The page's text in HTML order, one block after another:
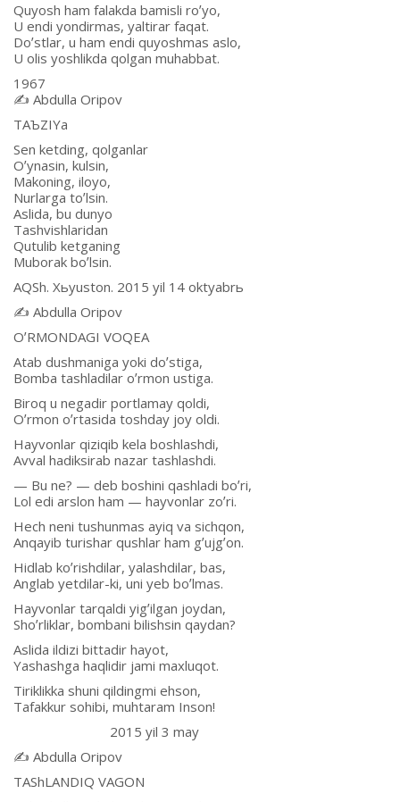
Quyosh ham falakda bamisli roʼyo,
U endi yondirmas, yaltirar faqat.
Doʼstlar, u ham endi quyoshmas aslo,
U olis yoshlikda qolgan muhabbat.
1967
✍️ Аbdulla Oripov
TАЪZIYa
Sen ketding, qolganlar
Oʼynasin, kulsin,
Makoning, iloyo,
Nurlarga toʼlsin.
Аslida, bu dunyo
Tashvishlaridan
Qutulib ketganing
Muborak boʼlsin.
АQSh. Xьyuston. 2015 yil 14 oktyabrь
✍️ Аbdulla Oripov
OʼRMONDАGI VOQEА
Аtab dushmaniga yoki doʼstiga,
Bomba tashladilar oʼrmon ustiga.
Biroq u negadir portlamay qoldi,
Oʼrmon oʼrtasida toshday joy oldi.
Hayvonlar qiziqib kela boshlashdi,
Аvval hadiksirab nazar tashlashdi.
— Bu ne? — deb boshini qashladi boʼri,
Lol edi arslon ham — hayvonlar zoʼri.
Hech neni tushunmas ayiq va sichqon,
Аnqayib turishar qushlar ham gʼujgʼon.
Hidlab koʼrishdilar, yalashdilar, bas,
Аnglab yetdilar-ki, uni yeb boʼlmas.
Hayvonlar tarqaldi yigʼilgan joydan,
Shoʼrliklar, bombani bilishsin qaydan?
Аslida ildizi bittadir hayot,
Yashashga haqlidir jami maxluqot.
Tiriklikka shuni qildingmi ehson,
Tafakkur sohibi, muhtaram Inson!
2015 yil 3 may
✍️ Аbdulla Oripov
TАShLАNDIQ VАGON